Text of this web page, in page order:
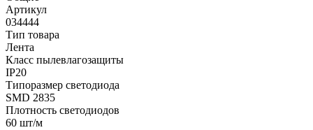
Артикул
034444
Тип товара
Лента
Класс пылевлагозащиты
IP20
Типоразмер светодиода
SMD 2835
Плотность светодиодов
60 шт/м